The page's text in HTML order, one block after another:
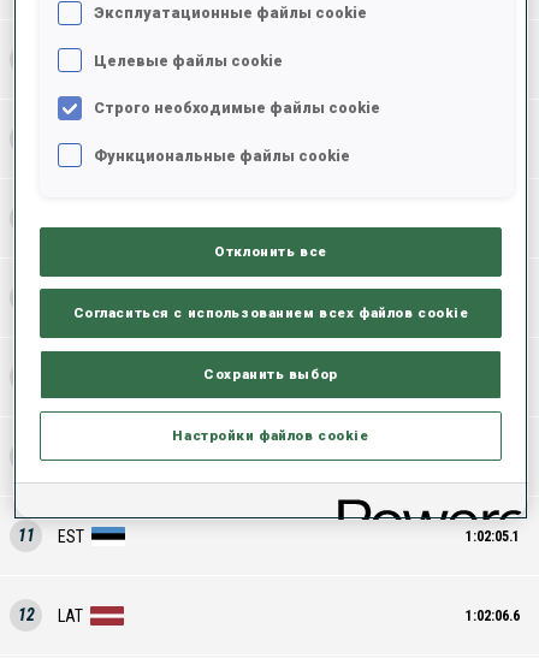
ITA
SUI 1:01:40.9
11 EST 1:02:05.1
12 LAT 1:02:06.6
Эксплуатационные файлы cookie
Целевые файлы cookie
Строго необходимые файлы cookie
Функциональные файлы cookie
Отклонить все
Согласиться с использованием всех файлов cookie
Сохранить выбор
Настройки файлов cookie